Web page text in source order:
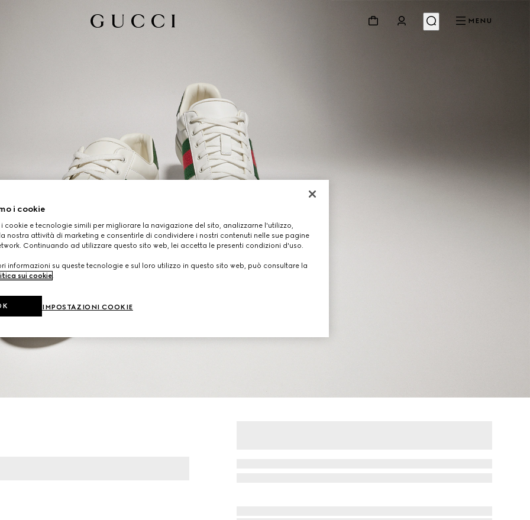
MENU
i cookie
cookie e tecnologie simili per migliorare la navigazione del sito, analizzarne l'utilizzo,
nostra attività di marketing e consentirle di condividere i nostri contenuti nelle sue pagine
Continuando ad utilizzare questo sito web, lei accetta le presenti condizioni d'uso.
informazioni su queste tecnologie e sul loro utilizzo in questo sito web, può consultare la
sui cookie
IMPOSTAZIONI COOKIE